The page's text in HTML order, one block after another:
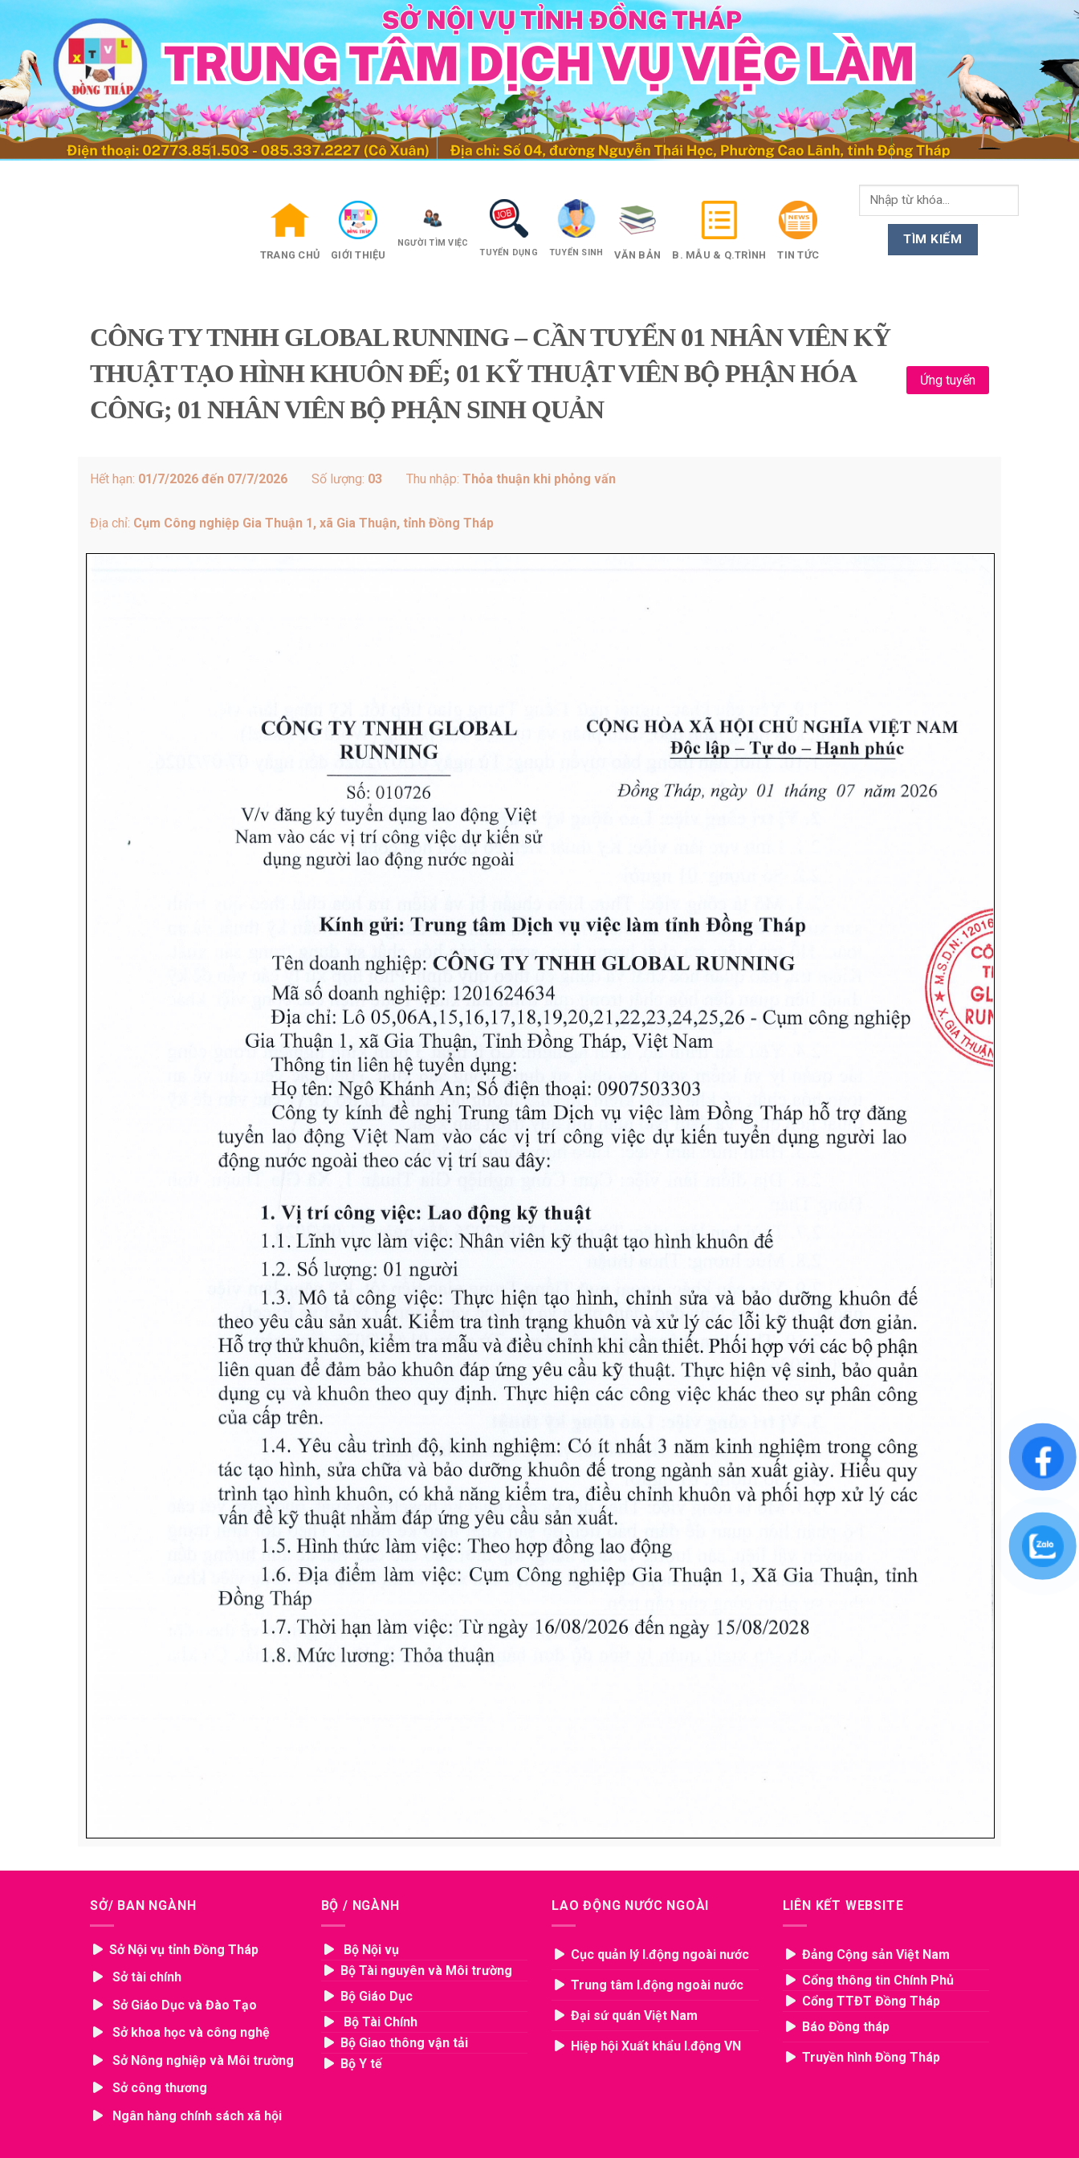
content
TRANG CHỦ GIỚI THIỆU
NGƯỜI TÌM VIỆC
TUYỂN DỤNG
TUYỂN SINH VĂN BẢN B. MẪU & Q.TRÌNH TIN TỨC
CÔNG TY TNHH GLOBAL RUNNING – CẦN TUYỂN 01 NHÂN VIÊN KỸ
THUẬT TẠO HÌNH KHUÔN ĐẾ; 01 KỸ THUẬT VIÊN BỘ PHẬN HÓA
CÔNG; 01 NHÂN VIÊN BỘ PHẬN SINH QUẢN
Ứng tuyển
Hết hạn: 01/7/2026 đến 07/7/2026 Số lượng: 03 Thu nhập: Thỏa thuận khi phỏng vấn
Địa chỉ: Cụm Công nghiệp Gia Thuận 1, xã Gia Thuận, tỉnh Đồng Tháp
SỞ/ BAN NGÀNH
Sở Nội vụ tỉnh Đồng Tháp
Sở tài chính
Sở Giáo Dục và Đào Tạo
Sở khoa học và công nghệ
Sở Nông nghiệp và Môi trường
Sở công thương
Ngân hàng chính sách xã hội
BỘ / NGÀNH
Bộ Nội vụ
Bộ Tài nguyên và Môi trường
Bộ Giáo Dục
Bộ Tài Chính
Bộ Giao thông vận tải
Bộ Y tế
LAO ĐỘNG NƯỚC NGOÀI
Cục quản lý l.động ngoài nước
Trung tâm l.động ngoài nước
Đại sứ quán Việt Nam
Hiệp hội Xuất khẩu l.động VN
LIÊN KẾT WEBSITE
Đảng Cộng sản Việt Nam
Cổng thông tin Chính Phủ
Cổng TTĐT Đồng Tháp
Báo Đồng tháp
Truyền hình Đồng Tháp